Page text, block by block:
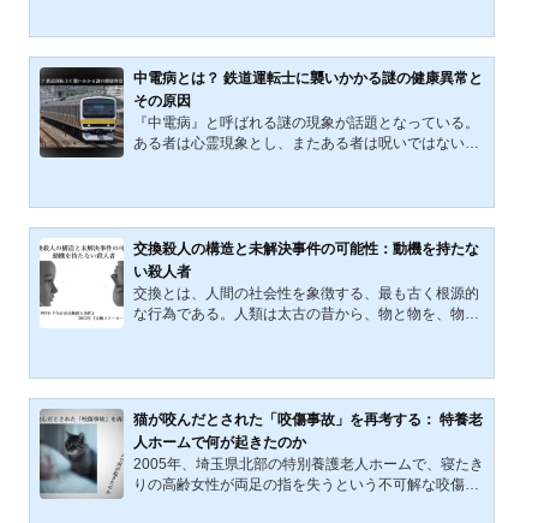
作が行われた可能性が指摘されている異例の事件であ
る。本記事では、「隠蔽」という視点から本事件を分
析し、病院が事件を隠蔽しようとした理由、およびそ
の背景に潜む構造的問題について考察する。事件の経
緯と発覚の経緯事件の舞台となった『みちのく記念病
院』は、東京都目黒区中央町に所在する『医療法人杏
林会』が運営する医療機...
中電病とは？ 鉄道運転士に襲いかかる謎の健康異常と
その原因
『中電病』と呼ばれる謎の現象が話題となっている。
ある者は心霊現象とし、またある者は呪いではないか
る。本記事では、この原因不明の不可解な現象――
『中電病』の謎に迫る。『中電病』とは何か？ 原因と
研究の現状2021年以降、JR東日本の中央・総武線各
駅停車（三鷹～千葉間）において、運転士の突発的な
意識障害が頻発している。この現象は、中野電車区
（現・中野統括センター中野南乗務ユニット）に所属
する運転士に限定的に発生...
交換殺人の構造と未解決事件の可能性：動機を持たな
い殺人者
交換とは、人間の社会性を象徴する、最も古く根源的
な行為である。人類は太古の昔から、物と物を、物と
もし交換されるものが「感情」、とりわけ怒りや復讐
心であったならどうだろうか。それが匿名の空間で他
者に受け渡され、実行に移されたとき、「交換殺人」
という構造が生まれる。動機と実行が断絶し、責任が
拡散する――この特異な構造は、捜査を著しく困難に
し、いくつもの未解決事件の背後に密かに潜んでいる
可能性がある。 本記...
猫が咬んだとされた「咬傷事故」を再考する： 特養老
人ホームで何が起きたのか
2005年、埼玉県北部の特別養護老人ホームで、寝たき
りの高齢女性が両足の指を失うという不可解な咬傷事